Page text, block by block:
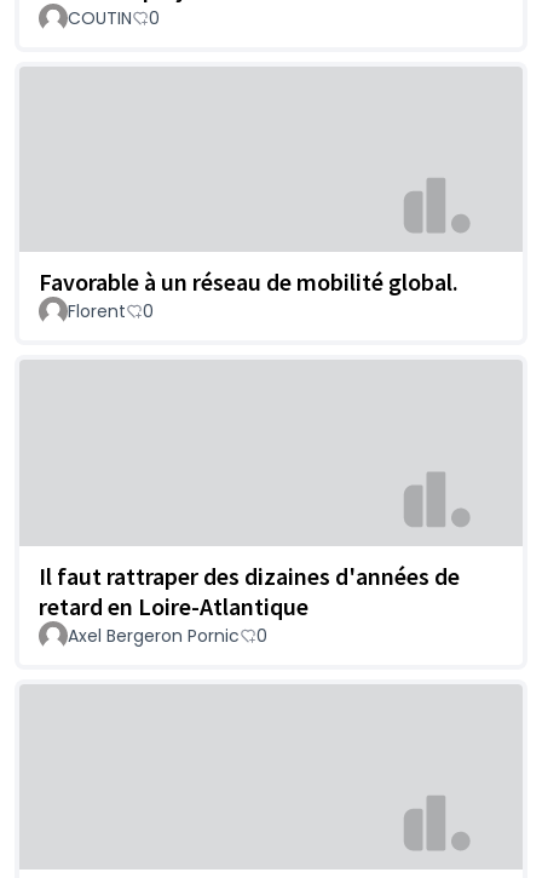
COUTIN 0
Favorable à un réseau de mobilité global.
Florent 0
Il faut rattraper des dizaines d'années de
retard en Loire-Atlantique
Axel Bergeron Pornic 0